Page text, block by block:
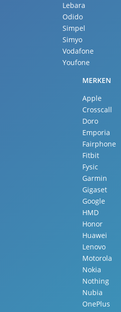
Lebara
Odido
Simpel
Simyo
Vodafone
Youfone
MERKEN
Apple
Crosscall
Doro
Emporia
Fairphone
Fitbit
Fysic
Garmin
Gigaset
Google
HMD
Honor
Huawei
Lenovo
Motorola
Nokia
Nothing
Nubia
OnePlus